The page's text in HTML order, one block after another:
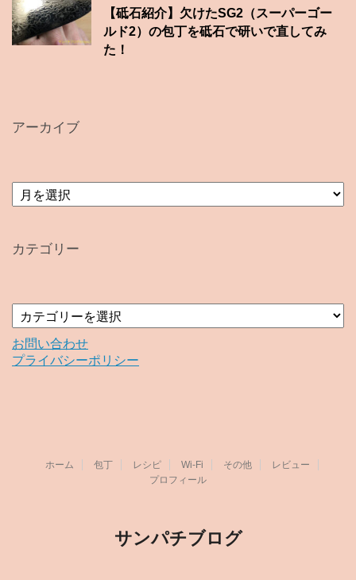
【砥石紹介】欠けたSG2（スーパーゴー
ルド2）の包丁を砥石で研いで直してみ
た！
アーカイブ
ア
ー
ブ
カテゴリー
テ
ゴ
リ
お問い合わせ
プライバシーポリシー
ホーム 包丁 レシピ Wi-Fi その他
レビュー
プロフィール
サンパチブログ